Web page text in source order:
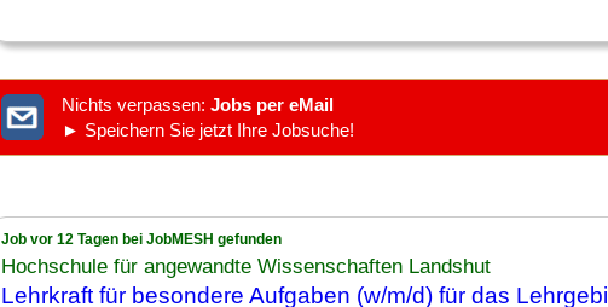
Nichts verpassen: Jobs per eMail
► Speichern Sie jetzt Ihre Jobsuche!
Job vor 12 Tagen bei JobMESH gefunden
Hochschule für angewandte Wissenschaften Landshut
Lehrkraft für besondere Aufgaben (w/m/d) für das